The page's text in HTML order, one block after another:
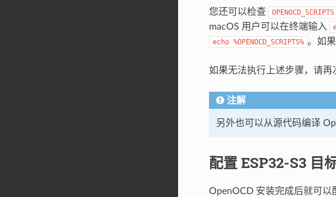
您还可以检查 OPENOCD_SCRIPTS
macOS 用户可以在终端输入
echo %OPENOCD_SCRIPTS% 。如
如果无法执行上述步骤，请
注解
另外也可以从源代码编译
配置 ESP32-S3 目
OpenOCD 安装完成后就可以